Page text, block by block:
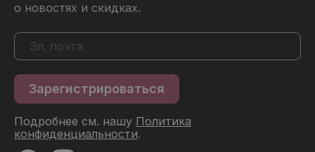
о новостях и скидках.
Подробнее см. нашу Политика
конфиденциальности.